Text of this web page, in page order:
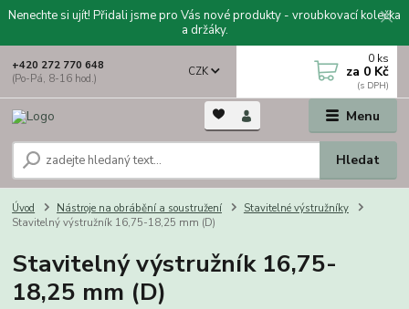
Nenechte si ujít! Přidali jsme pro Vás nové produkty - vroubkovací kolečka
a držáky.
Menu
CZK
Hledat
+420 272 770 648
(Po-Pá, 8-16 hod.)
0 ks
za 0 Kč
Úvod Nástroje na obrábění a soustružení
Stavitelné výstružníky
Stavitelný výstružník 16,75-18,25 mm (D)
Stavitelný výstružník 16,75-
18,25 mm (D)